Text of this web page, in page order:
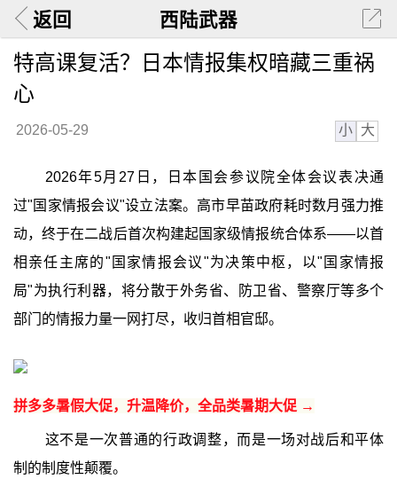
返回 西陆武器
特高课复活？日本情报集权暗藏三重祸
心
2026-05-29 小 大
2026年5月27日，日本国会参议院全体会议表决通
过"国家情报会议"设立法案。高市早苗政府耗时数月强力推
动，终于在二战后首次构建起国家级情报统合体系——以首
相亲任主席的"国家情报会议"为决策中枢，以"国家情报
局"为执行利器，将分散于外务省、防卫省、警察厅等多个
部门的情报力量一网打尽，收归首相官邸。
拼多多暑假大促，升温降价，全品类暑期大促 →
这不是一次普通的行政调整，而是一场对战后和平体
制的制度性颠覆。